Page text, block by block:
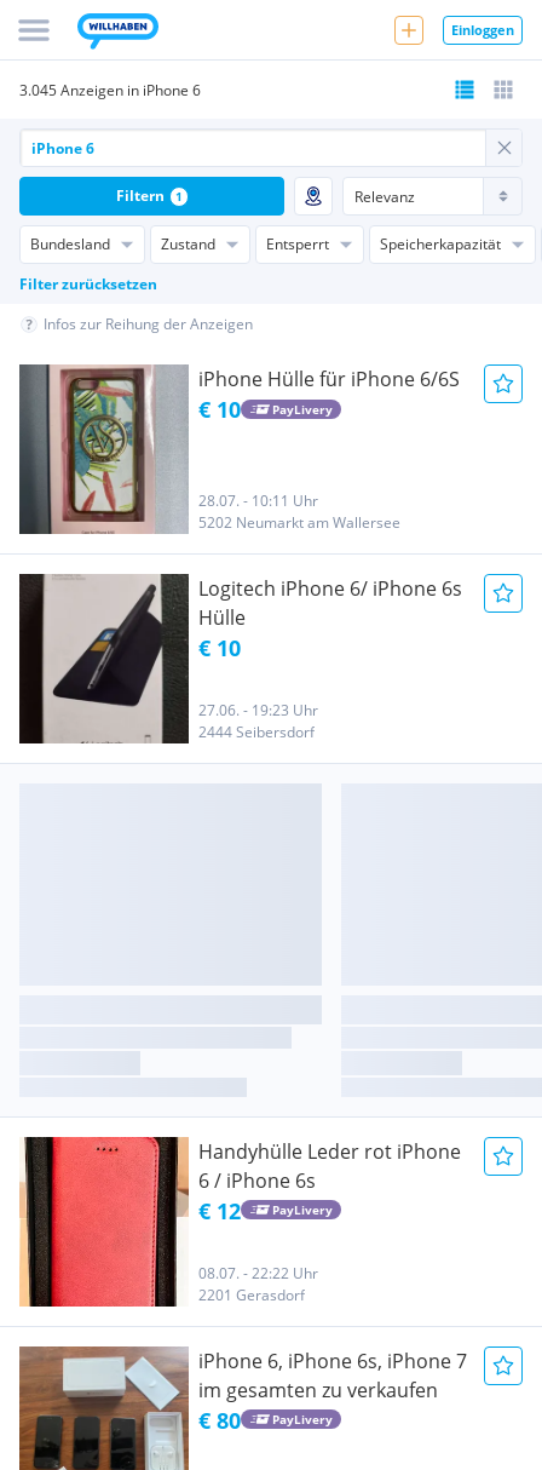
Einloggen
3.045 Anzeigen in iPhone 6
Bundesland Zustand Entsperrt
Speicherkapazität
Filter zurücksetzen
Filtern 1
Infos zur Reihung der Anzeigen
iPhone Hülle für iPhone 6/6S
€ 10 PayLivery
28.07. - 10:11 Uhr
5202 Neumarkt am Wallersee
Logitech iPhone 6/ iPhone 6s
Hülle
€ 10
27.06. - 19:23 Uhr
2444 Seibersdorf
Handyhülle Leder rot iPhone
6 / iPhone 6s
€ 12 PayLivery
08.07. - 22:22 Uhr
2201 Gerasdorf
iPhone 6, iPhone 6s, iPhone 7
im gesamten zu verkaufen
€ 80 PayLivery